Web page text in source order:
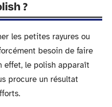
?
les petites rayures ou
besoin de faire
effet, le polish apparaît
procure un résultat